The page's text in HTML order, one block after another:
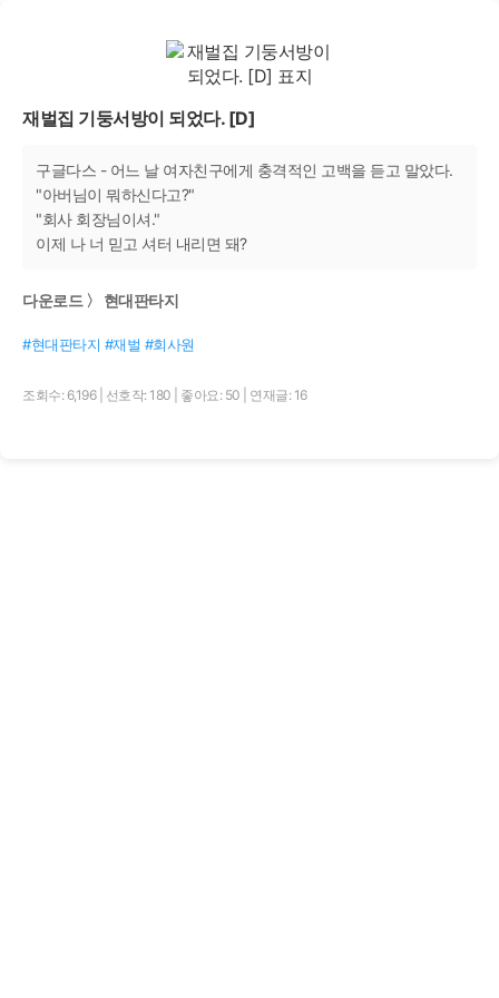
재벌집 기둥서방이 되었다. [D]
구글다스 - 어느 날 여자친구에게 충격적인 고백을 듣고 말았다.
"아버님이 뭐하신다고?"
"회사 회장님이셔."
이제 나 너 믿고 셔터 내리면 돼?
다운로드 〉 현대판타지
#현대판타지 #재벌 #회사원
조회수: 6,196 선호작: 180 좋아요: 50 연재글: 16